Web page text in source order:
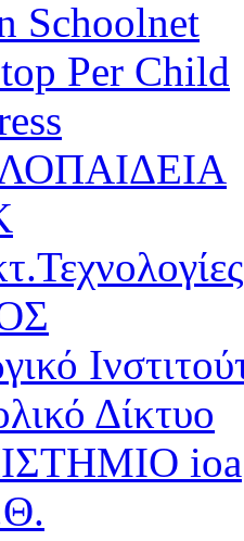
Schoolnet
Per Child
Δίκτυο
ioa